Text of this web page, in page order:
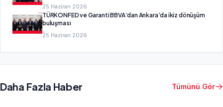
25 Haziran 2026
TÜRKONFED ve Garanti BBVA’dan Ankara’da ikiz dönüşüm
buluşması
25 Haziran 2026
Daha Fazla Haber Tümünü Gör